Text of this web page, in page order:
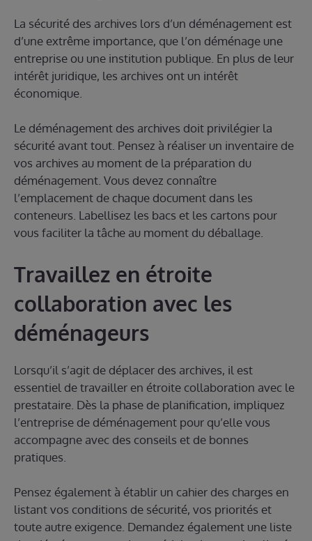
La sécurité des archives lors d’un déménagement est
d’une extrême importance, que l’on déménage une
entreprise ou une institution publique. En plus de leur
intérêt juridique, les archives ont un intérêt
économique.
Le déménagement des archives doit privilégier la
sécurité avant tout. Pensez à réaliser un inventaire de
vos archives au moment de la préparation du
déménagement. Vous devez connaître
l’emplacement de chaque document dans les
conteneurs. Labellisez les bacs et les cartons pour
vous faciliter la tâche au moment du déballage.
Travaillez en étroite
collaboration avec les
déménageurs
Lorsqu’il s’agit de déplacer des archives, il est
essentiel de travailler en étroite collaboration avec le
prestataire. Dès la phase de planification, impliquez
l’entreprise de déménagement pour qu’elle vous
accompagne avec des conseils et de bonnes
pratiques.
Pensez également à établir un cahier des charges en
listant vos conditions de sécurité, vos priorités et
toute autre exigence. Demandez également une liste